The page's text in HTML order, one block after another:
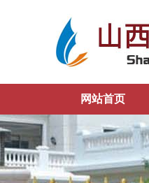
网站首页